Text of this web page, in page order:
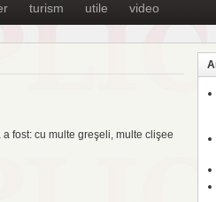
turism utile video
fost: cu multe greşeli, multe clişee